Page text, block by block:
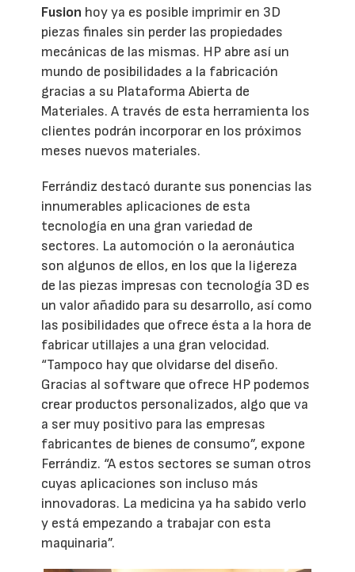
Fusion hoy ya es posible imprimir en 3D
piezas finales sin perder las propiedades
mecánicas de las mismas. HP abre así un
mundo de posibilidades a la fabricación
gracias a su Plataforma Abierta de
Materiales. A través de esta herramienta los
clientes podrán incorporar en los próximos
meses nuevos materiales.
Ferrándiz destacó durante sus ponencias las
innumerables aplicaciones de esta
tecnología en una gran variedad de
sectores. La automoción o la aeronáutica
son algunos de ellos, en los que la ligereza
de las piezas impresas con tecnología 3D es
un valor añadido para su desarrollo, así como
las posibilidades que ofrece ésta a la hora de
fabricar utillajes a una gran velocidad.
“Tampoco hay que olvidarse del diseño.
Gracias al software que ofrece HP podemos
crear productos personalizados, algo que va
a ser muy positivo para las empresas
fabricantes de bienes de consumo”, expone
Ferrándiz. “A estos sectores se suman otros
cuyas aplicaciones son incluso más
innovadoras. La medicina ya ha sabido verlo
y está empezando a trabajar con esta
maquinaria”.